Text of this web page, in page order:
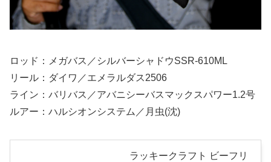
ロッド：メガバス／シルバーシャドウSSR-610ML
リール：ダイワ／エメラルダス2506
ライン：バリバス／アバニシーバスマックスパワー1.2号
ルアー：ハルシオンシステム／月虫(沈)
ラッキークラフト ビーフリ